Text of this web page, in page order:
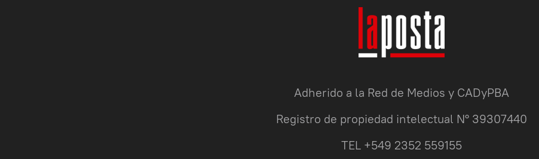
Adherido a la Red de Medios y CADyPBA
Registro de propiedad intelectual N° 39307440
TEL +549 2352 559155